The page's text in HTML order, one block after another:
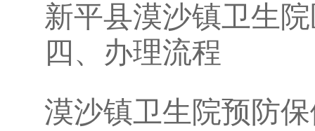
新平县漠沙镇卫生
四、办理流程
漠沙镇卫生院预防